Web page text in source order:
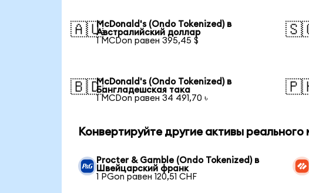
🇦🇺McDonald's (Ondo Tokenized) в
Австралийский доллар
1 MCDon равен 395,45 $
🇧🇩McDonald's (Ondo Tokenized) в
Бангладешская така
1 MCDon равен 34 491,70 ৳
Конвертируйте другие активы реального
Procter & Gamble (Ondo Tokenized) в
Швейцарский франк
1 PGon равен 120,51 CHF